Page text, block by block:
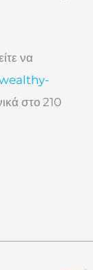
να
στο 210